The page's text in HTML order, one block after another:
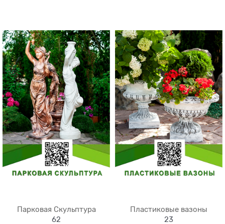
Парковая Скульптура
62
Пластиковые вазоны
23